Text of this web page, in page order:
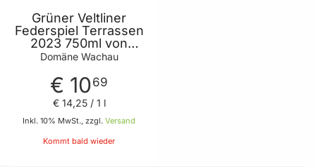
Grüner Veltliner
Federspiel Terrassen
2023 750ml von
Domäne Wachau
Domäne Wachau
€ 1069
Inkl. 10% MwSt., zzgl. Versand
€ 14,25/ 1 l
Kommt bald wieder